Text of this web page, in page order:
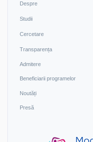
Despre
Studii
Cercetare
Transparența
Admitere
Beneficiarii programelor
Noutăți
Presă